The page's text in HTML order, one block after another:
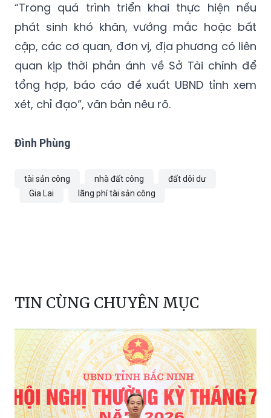
quyết thu hồi đối với các trường hợp chây ỳ,
vi phạm.
“Trong quá trình triển khai thực hiện nếu
phát sinh khó khăn, vướng mắc hoặc bất
cập, các cơ quan, đơn vị, địa phương có liên
quan kịp thời phản ánh về Sở Tài chính để
xét, chỉ đạo”, văn bản nêu rõ.
Đình Phùng
TIN CÙNG CHUYÊN MỤC